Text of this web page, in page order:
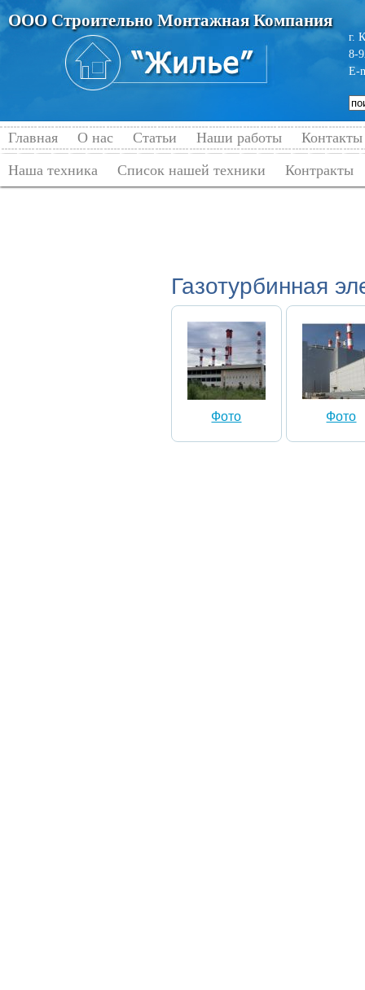
ООО Строительно Монтажная Компания
г.
8-
E-
Главная О нас Статьи Наши работы
Контакты
Наша техника
Список нашей техники Контракты
Газотурбинная
Фото Фото